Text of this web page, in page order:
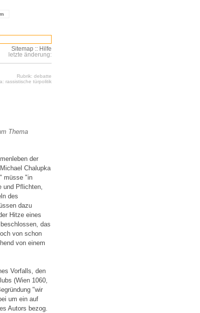
Sitemap :: Hilfe
letzte änderung:
Rubrik: debatte
rassistische türpolitik
Thema
der
Chalupka
müsse "in
und Pflichten,
des
dazu
Hitze eines
das
von schon
von einem
Vorfalls, den
(Wien 1060,
"wir
um ein auf
Autors bezog.